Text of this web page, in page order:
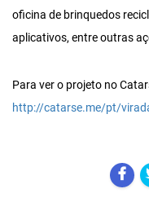
oficina de brinquedos
aplicativos, entre outras
Para ver o projeto no
http://catarse.me/pt/